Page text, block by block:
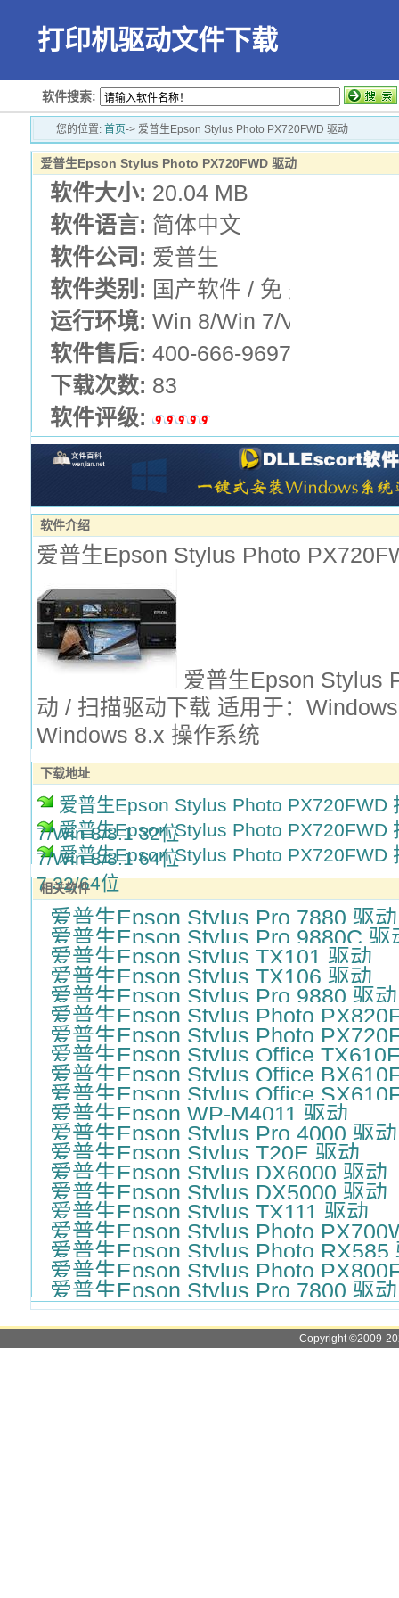
打印机驱动文件下载
软件搜索:
您的位置:首页-> 爱普生Epson Stylus Photo PX720FWD 驱动
爱普生Epson Stylus Photo PX720FWD 驱动
软件大小: 20.04 MB
软件语言: 简体中文
软件公司: 爱普生
软件类别: 国产软件 / 免 费 版 /
运行环境: Win 8/Win 7/Vista/XP
软件售后: 400-666-9697
下载次数: 83
软件评级:
软件介绍
爱普生Epson Stylus Photo
爱普生Epson Stylus
动 / 扫描驱动下载 适用于：
Windows 8.x 操作系统
下载地址
爱普生Epson Stylus Photo PX720FWD
7/Win 8/8.1 32位
爱普生Epson Stylus Photo PX720FWD
7/Win 8/8.1 64位
爱普生Epson Stylus Photo PX720FWD
7 32/64位
相关软件
爱普生Epson Stylus Pro 7880 驱动
爱普生Epson Stylus Pro 9880C 驱
爱普生Epson Stylus TX101 驱动
爱普生Epson Stylus TX106 驱动
爱普生Epson Stylus Pro 9880 驱动
爱普生Epson Stylus Photo
爱普生Epson Stylus Photo
爱普生Epson Stylus Office
爱普生Epson Stylus Office
爱普生Epson Stylus Office
爱普生Epson WP-M4011 驱动
爱普生Epson Stylus Pro 4000 驱动
爱普生Epson Stylus T20E 驱动
爱普生Epson Stylus DX6000 驱动
爱普生Epson Stylus DX5000 驱动
爱普生Epson Stylus TX111 驱动
爱普生Epson Stylus Photo
爱普生Epson Stylus Photo RX585
爱普生Epson Stylus Photo
爱普生Epson Stylus Pro 7800 驱动
Copyright ©2009-